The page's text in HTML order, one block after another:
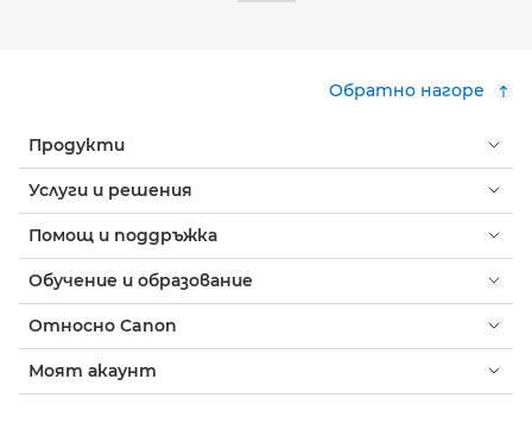
Обратно нагоре
Продукти
Услуги и решения
Помощ и поддръжка
Обучение и образование
Относно Canon
Моят акаунт